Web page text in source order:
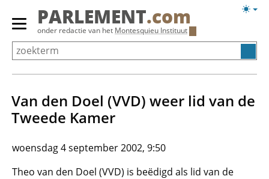
Overslaan
Primair
menu
tonen/verbergen
PARLEMENT.com
onder redactie van het Montesquieu Instituut
Van den Doel (VVD) weer lid van de
Tweede Kamer
woensdag 4 september 2002, 9:50
Theo van den Doel (VVD) is beëdigd als lid van de